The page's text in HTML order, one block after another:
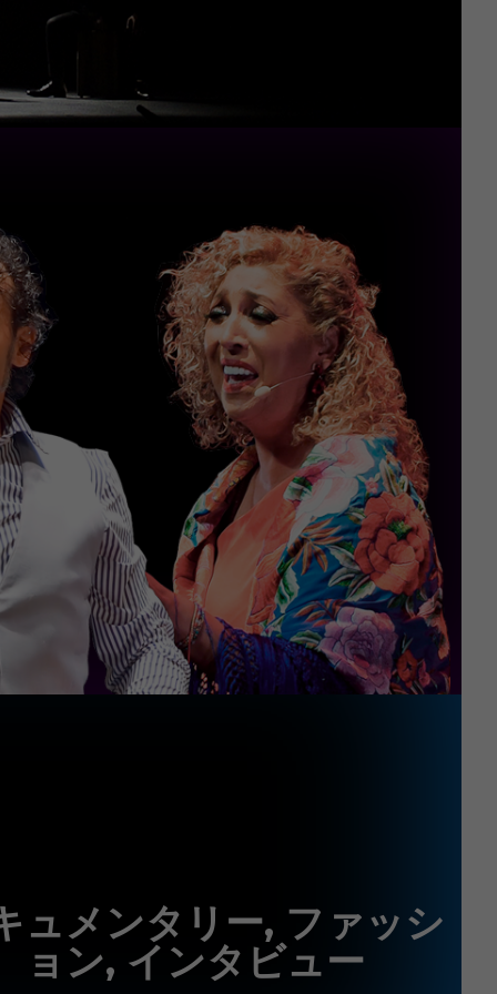
ュメンタリー, ファッシ
ョン, インタビュー